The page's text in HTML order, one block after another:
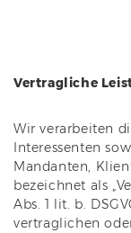
Vertragliche
Wir verarbeiten
Interessenten
Mandanten,
bezeichnet als
Abs. 1 lit. b.
vertraglichen